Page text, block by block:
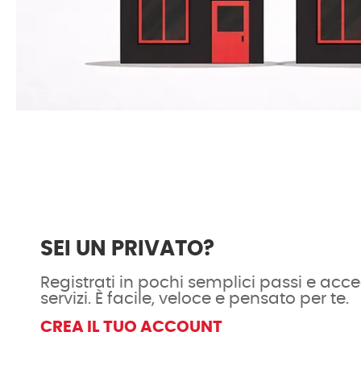
SEI UN PRIVATO?
Registrati in pochi semplici passi e
servizi. È facile, veloce e pensato per te.
CREA IL TUO ACCOUNT